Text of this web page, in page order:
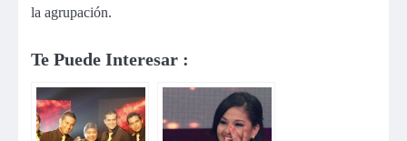
la agrupación.
Te Puede Interesar :